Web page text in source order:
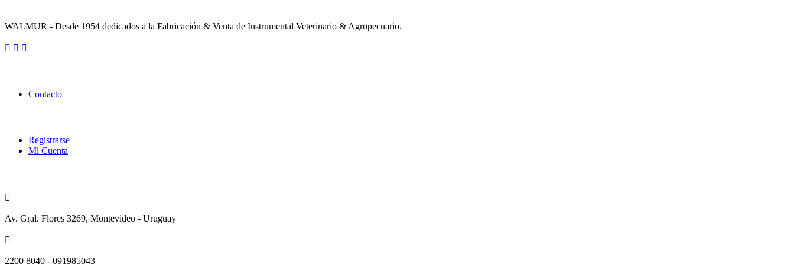
WALMUR - Desde 1954 dedicados a la Fabricación & Venta de Instrumental Veterinario & Agropecuario.
Contacto
Registrarse
Mi Cuenta
Av. Gral. Flores 3269, Montevideo - Uruguay
2200 8040 - 091985043